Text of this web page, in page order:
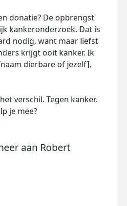
donatie? De opbrengst
kankeronderzoek. Dat is
nodig, want maar liefst
krijgt ooit kanker. Ik
dierbare of jezelf],
verschil. Tegen kanker.
je mee?
aan Robert